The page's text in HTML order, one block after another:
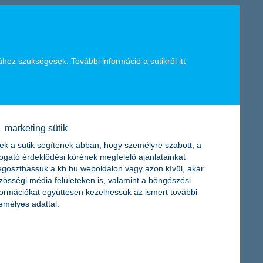
re csak alig jobbak, ezért a biztosítási szakma csak óvatosan
és az is szinte bizonyos, hogy a szektor az árverseny miatt
Biztosító 2011-es piaci előrejelzésében. A nehézségek és a
hogy ezzel is támogassa a gyermek-egészségügyet.
a Marcali Városi Kórház vásárolhat műszereket a 8 millió
szükségesek. További információ a sütikről itt
marketing sütik
a sütik segítenek abban, hogy személyre szabott, a
érdeklődési körének megfelelő ajánlatainkat
a kh.hu weboldalon vagy azon kívül, akár
média felületeken is, valamint a böngészési
együttesen kezelhessük az ismert további
adattal.